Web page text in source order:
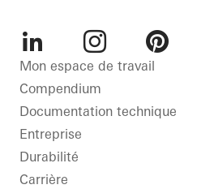
LinkedInInstagramPinterest
Mon espace de travail
Compendium
Documentation technique
Entreprise
Durabilité
Carrière